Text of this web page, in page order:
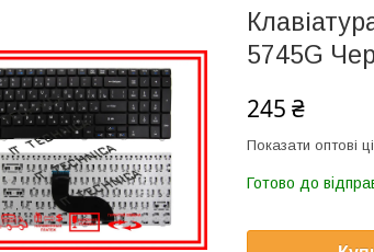
5745G
245 ₴
Показати оптові
Готово до